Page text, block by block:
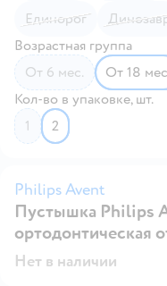
Единорог
Возрастная группа
от 6 мес.
от 18
Кол-во в упаковке, шт.
1
2
Philips Avent
Пустышка Philips
ортодонтическая
Нет в наличии